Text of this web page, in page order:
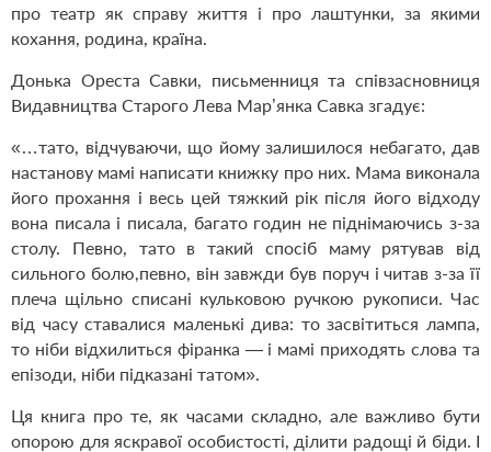
про театр як справу життя і про лаштунки, за якими
кохання, родина, країна.
Донька Ореста Савки, письменниця та співзасновниця
Видавництва Старого Лева Мар’янка Савка згадує:
«…тато, відчуваючи, що йому залишилося небагато, дав
настанову мамі написати книжку про них. Мама виконала
його прохання і весь цей тяжкий рік після його відходу
вона писала і писала, багато годин не піднімаючись з-за
столу. Певно, тато в такий спосіб маму рятував від
сильного болю,певно, він завжди був поруч і читав з-за її
плеча щільно списані кульковою ручкою рукописи. Час
від часу ставалися маленькі дива: то засвітиться лампа,
то ніби відхилиться фіранка — і мамі приходять слова та
епізоди, ніби підказані татом».
Ця книга про те, як часами складно, але важливо бути
опорою для яскравої особистості, ділити радощі й біди. І